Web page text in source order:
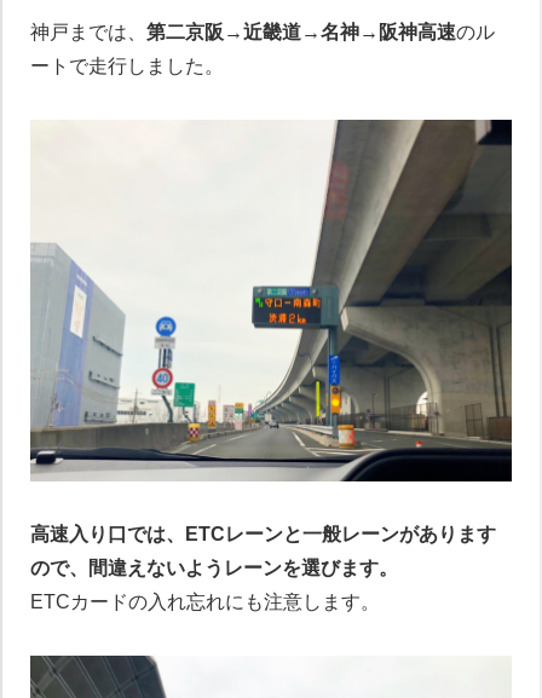
神戸までは、 第二京阪→近畿道→名神→阪神高速のル
ートで走行しました。
高速入り口では、ETCレーンと一般レーンがあります
ので、間違えないようレーンを選びます。
ETCカードの入れ忘れにも注意します。